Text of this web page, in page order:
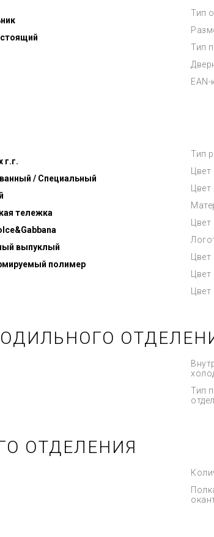
Тип
Тип
EAN-
г.г.
/ Специальный
тележка
выпуклый
полимер
Тип
Тип
ОТДЕЛЕНИЯ